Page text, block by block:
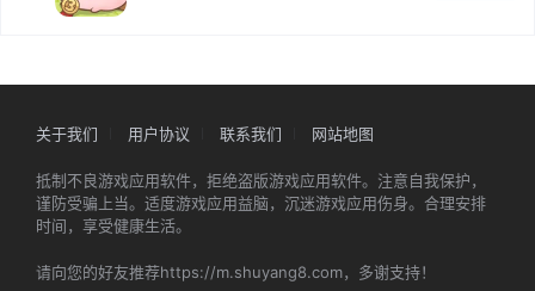
关于我们 用户协议 联系我们 网站地图
抵制不良游戏应用软件，拒绝盗版游戏应用软件。注意自我保护，
谨防受骗上当。适度游戏应用益脑，沉迷游戏应用伤身。合理安排
时间，享受健康生活。
请向您的好友推荐https://m.shuyang8.com，多谢支持！